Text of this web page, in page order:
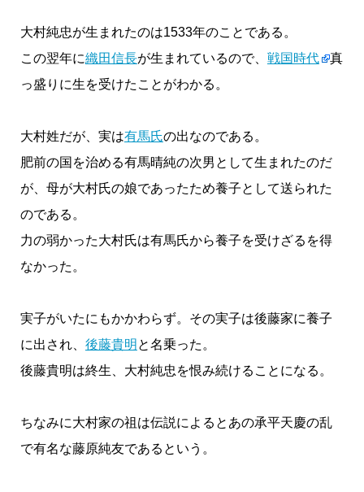
大村純忠が生まれたのは1533年のことである。
この翌年に織田信長が生まれているので、 戦国時代
真
っ盛りに生を受けたことがわかる。
大村姓だが、実は有馬氏の出なのである。
肥前の国を治める有馬晴純の次男として生まれたのだ
が、母が大村氏の娘であったため養子として送られた
のである。
力の弱かった大村氏は有馬氏から養子を受けざるを得
なかった。
実子がいたにもかかわらず。その実子は後藤家に養子
に出され、 後藤貴明 と名乗った。
後藤貴明は終生、大村純忠を恨み続けることになる。
ちなみに大村家の祖は伝説によるとあの承平天慶の乱
で有名な藤原純友であるという。